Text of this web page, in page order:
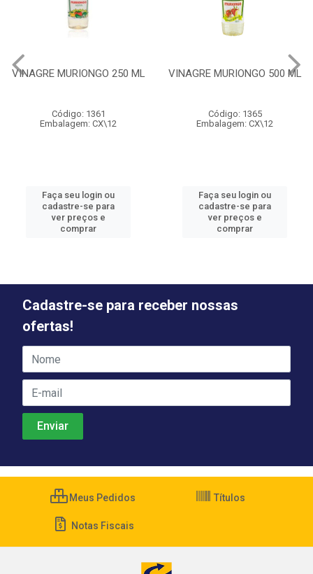
VINAGRE MURIONGO 250 ML
Código: 1361
Embalagem: CX\12
Faça seu login ou
cadastre-se para
ver preços e
comprar
VINAGRE MURIONGO 500 ML
Código: 1365
Embalagem: CX\12
Faça seu login ou
cadastre-se para
ver preços e
comprar
Cadastre-se para receber nossas
ofertas!
Meus Pedidos Títulos
Notas Fiscais